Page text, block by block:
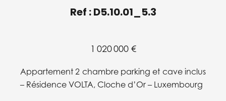
Ref : D5.10.01_5.3
1 020 000 €
Appartement 2 chambre parking et cave inclus
– Résidence VOLTA, Cloche d’Or – Luxembourg